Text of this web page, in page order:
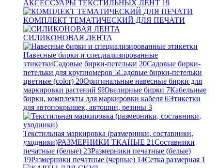
АКСЕССУАРЫ ТЕКСТИЛЬНЫХ ЛЕНТ 19
КОМПЛЕКТ ТЕМАТИЧЕСКИЙ ДЛЯ ПЕЧАТИ
СИЛИКОНОВАЯ ЛЕНТА
Навесные бирки и специализированные
этикеткиСадовые бирки-петельки 20Садовые бирки-
петельки для крупномеров 5Садовые бирки-петельки
цветные (color) 20Оригинальные навесные бирки для
маркировки растений 9Ювелирные бирки 7Кабельные
бирки, комплекты для маркировки кабеля 6Этикетки
для автопокрышек, автошин, резины 3
Текстильная маркировка (размерники, составники,
уходники)РАЗМЕРНИКИ ТКАНЫЕ 21Составники
печатные (белые) 23Размерники печатные (белые)
19Размерники печатные (черные) 14Сетка размерная 1